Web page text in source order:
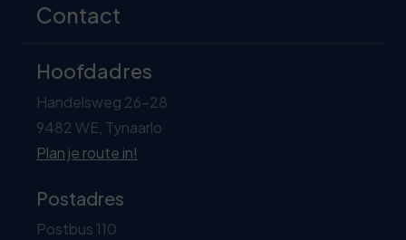
Contact
Hoofdadres
Handelsweg 26-28
9482 WE, Tynaarlo
Plan je route in!
Postadres
Postbus 110